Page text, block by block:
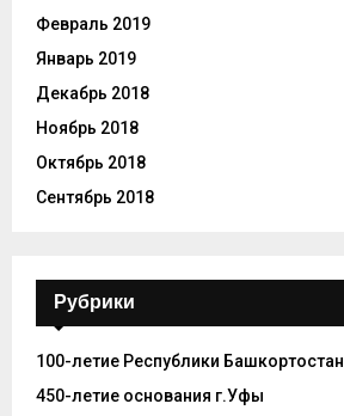
Февраль 2019
Январь 2019
Декабрь 2018
Ноябрь 2018
Октябрь 2018
Сентябрь 2018
Рубрики
100-летие Республики Башкортостан
450-летие основания г.Уфы